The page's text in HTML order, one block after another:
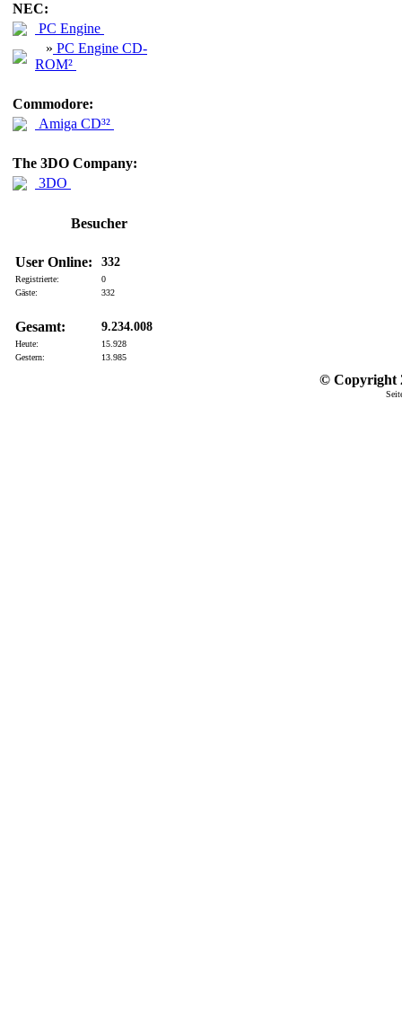
NEC:
PC Engine
» PC Engine CD-
ROM²
Commodore:
Amiga CD³²
The 3DO Company:
3DO
Besucher
User Online: 332
Registrierte:
0
Gäste:
332
Gesamt: 9.234.008
Heute:
15.928
Gestern:
13.985
© Copyright